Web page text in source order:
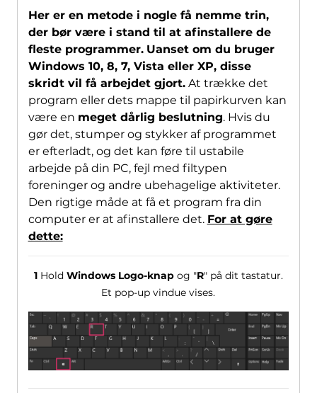
Her er en metode i nogle få nemme trin,
der bør være i stand til at afinstallere de
fleste programmer. Uanset om du bruger
Windows 10, 8, 7, Vista eller XP, disse
skridt vil få arbejdet gjort.At trække det
program eller dets mappe til papirkurven kan
være en meget dårlig beslutning. Hvis du
gør det, stumper og stykker af programmet
er efterladt, og det kan føre til ustabile
arbejde på din PC, fejl med filtypen
foreninger og andre ubehagelige aktiviteter.
Den rigtige måde at få et program fra din
computer er at afinstallere det. For at gøre
dette:
1Hold Windows Logo-knapog "R" på dit tastatur.
Et pop-up vindue vises.